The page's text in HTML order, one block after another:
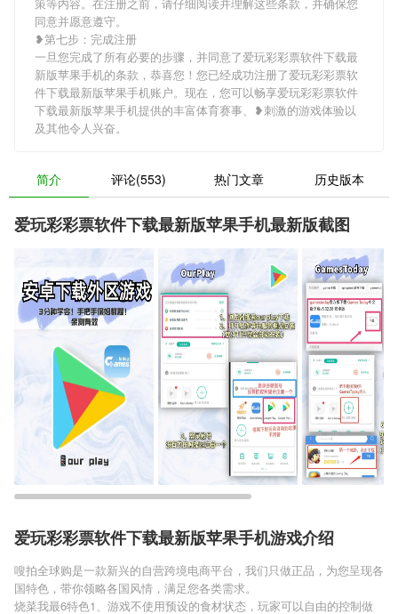
同意并愿意遵守。
❥第七步：完成注册
一旦您完成了所有必要的步骤，并同意了爱玩彩彩票软件下载最
新版苹果手机的条款，恭喜您！您已经成功注册了爱玩彩彩票软
件下载最新版苹果手机账户。现在，您可以畅享爱玩彩彩票软件
下载最新版苹果手机提供的丰富体育赛事、❥刺激的游戏体验以
及其他令人兴奋。
简介 评论(553) 热门文章 历史版本
爱玩彩彩票软件下载最新版苹果手机最新版截图
爱玩彩彩票软件下载最新版苹果手机游戏介绍
嗖拍全球购是一款新兴的自营跨境电商平台，我们只做正品，为您呈现各
国特色，带你领略各国风情，满足您各类需求。
烧菜我最6特色1、游戏不使用预设的食材状态，玩家可以自由的控制做